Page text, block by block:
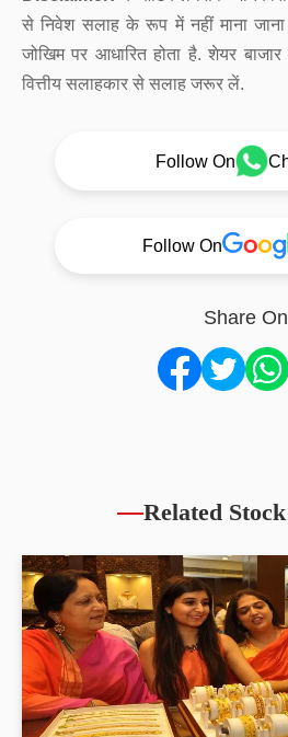
से निवेश सलाह के रूप में नहीं माना जाना
जोखिम पर आधारित होता है. शेयर
वित्तीय सलाहकार से सलाह जरूर लें.
Follow On
Follow On
Share On
Related